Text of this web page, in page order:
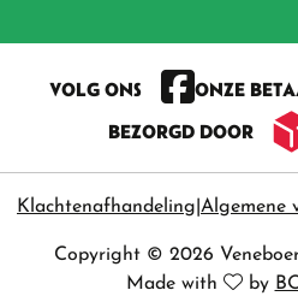
VOLG ONS
ONZE
BEZORGD DOOR
Klachtenafhandeling Algemene
Copyright © 2026
Made with
by